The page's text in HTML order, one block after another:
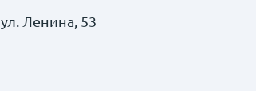
ул. Ленина, 53